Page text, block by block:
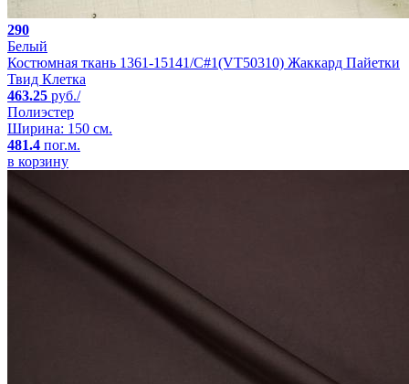
290
Белый
Костюмная ткань 1361-15141/C#1(VT50310) Жаккард Пайетки
Твид Клетка
463.25 руб./
Полиэстер
Ширина: 150 см.
481.4 пог.м.
в корзину